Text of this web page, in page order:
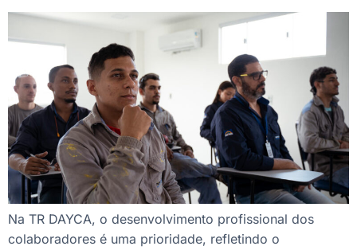
Na TR DAYCA, o desenvolvimento profissional dos
colaboradores é uma prioridade, refletindo o